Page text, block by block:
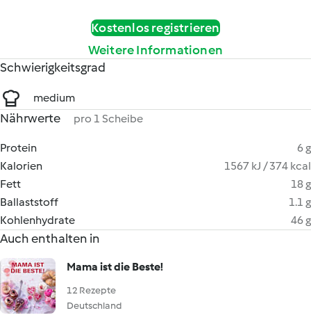
Kostenlos registrieren
Weitere Informationen
Schwierigkeitsgrad
medium
Nährwerte pro 1 Scheibe
Protein
6 g
Kalorien
1567 kJ / 374 kcal
Fett
18 g
Ballaststoff
1.1 g
Kohlenhydrate
46 g
Auch enthalten in
Mama ist die Beste!
12 Rezepte
Deutschland